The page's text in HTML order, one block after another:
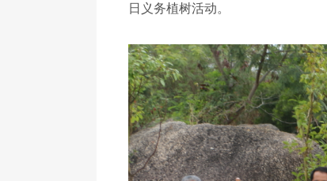
日义务植树活动。